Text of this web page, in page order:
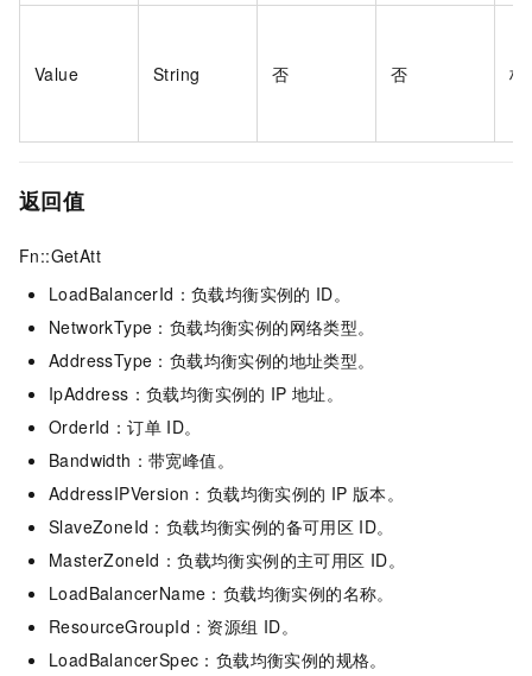
Value String 否 否 标
返回值
Fn::GetAtt
LoadBalancerId：负载均衡实例的 ID。
NetworkType：负载均衡实例的网络类型。
AddressType：负载均衡实例的地址类型。
IpAddress：负载均衡实例的 IP 地址。
OrderId：订单 ID。
Bandwidth：带宽峰值。
AddressIPVersion：负载均衡实例的 IP 版本。
SlaveZoneId：负载均衡实例的备可用区 ID。
MasterZoneId：负载均衡实例的主可用区 ID。
LoadBalancerName：负载均衡实例的名称。
ResourceGroupId：资源组 ID。
LoadBalancerSpec：负载均衡实例的规格。